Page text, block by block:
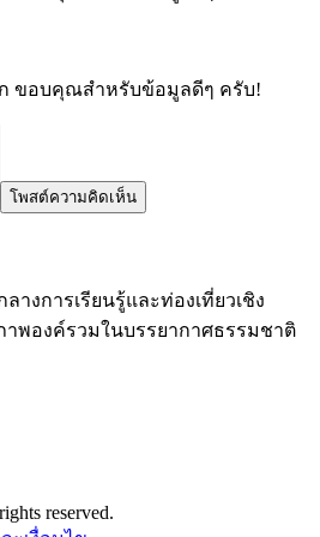
ขอบคุณสำหรับข้อมูลดีๆ ครับ!
โพสต์ความคิดเห็น
างการเรียนรู้และท่องเที่ยวเชิง
พองค์รวมในบรรยากาศธรรมชาติ
reserved.